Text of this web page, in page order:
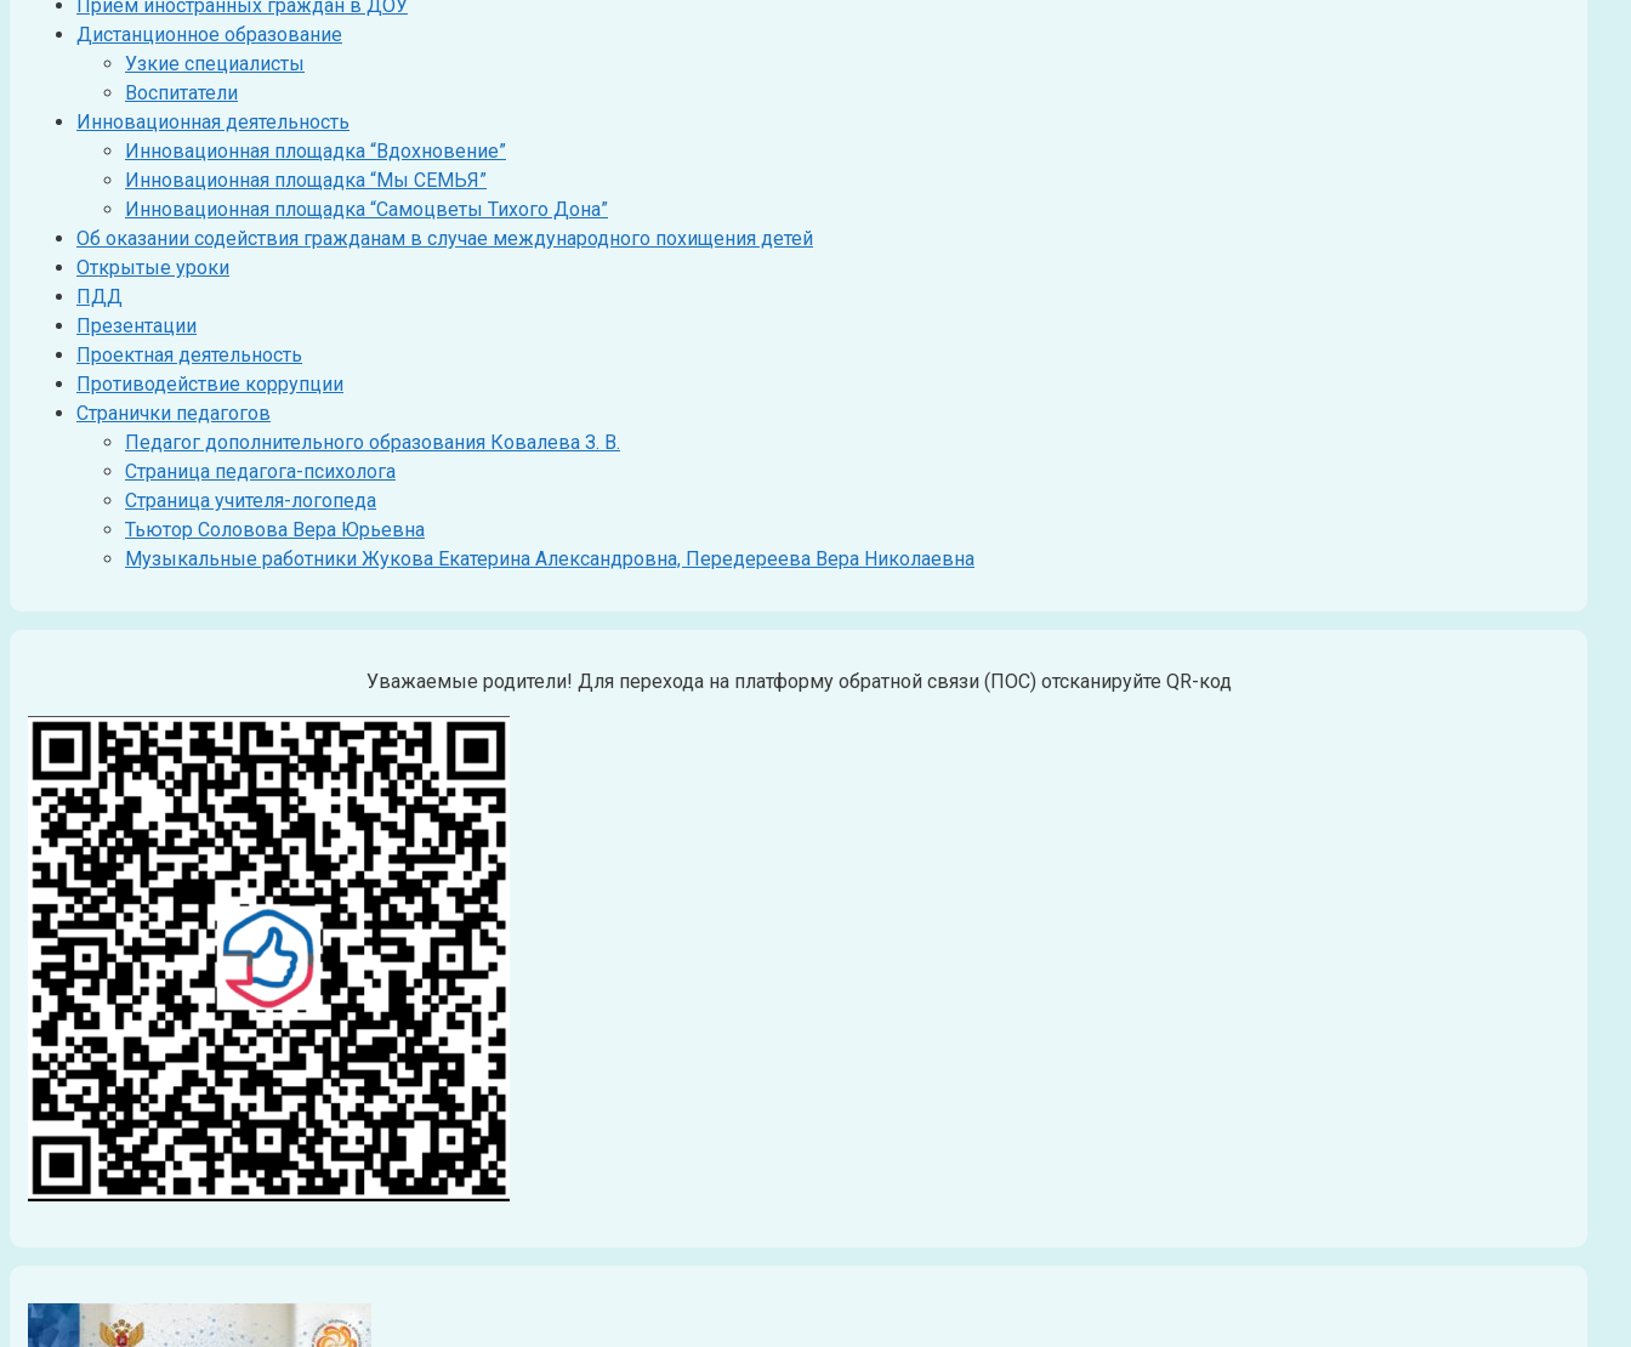
Прием иностранных граждан в ДОУ
Дистанционное образование
Узкие специалисты
Воспитатели
Инновационная деятельность
Инновационная площадка “Вдохновение”
Инновационная площадка “Мы СЕМЬЯ”
Инновационная площадка “Самоцветы Тихого Дона”
Об оказании содействия гражданам в случае международного похищения детей
Открытые уроки
ПДД
Презентации
Проектная деятельность
Противодействие коррупции
Странички педагогов
Педагог дополнительного образования Ковалева З. В.
Страница педагога-психолога
Страница учителя-логопеда
Тьютор Соловова Вера Юрьевна
Музыкальные работники Жукова Екатерина Александровна, Передереева Вера Николаевна
Уважаемые родители! Для перехода на платформу обратной связи (ПОС) отсканируйте QR-код